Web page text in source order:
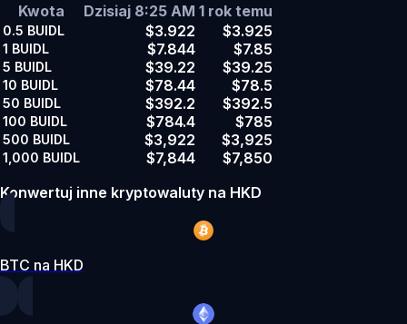
Kwota
Dzisiaj 8:25 AM 1 rok temu
0.5 BUIDL $3.922 $3.925
1 BUIDL $7.844 $7.85
5 BUIDL $39.22 $39.25
10 BUIDL $78.44 $78.5
50 BUIDL $392.2 $392.5
100 BUIDL $784.4 $785
500 BUIDL $3,922 $3,925
1,000 BUIDL $7,844
$7,850
Konwertuj inne kryptowaluty na HKD
BTC na HKD